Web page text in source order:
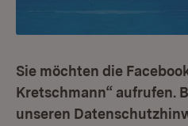
Sie möchten die
Kretschmann“ aufrufen.
unseren